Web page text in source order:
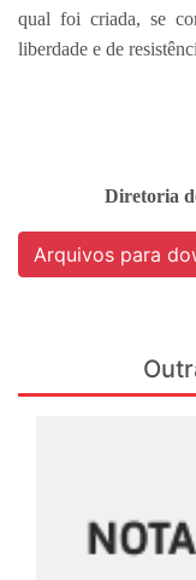
qual foi criada, se
liberdade e de
Diretoria
Arquivos para